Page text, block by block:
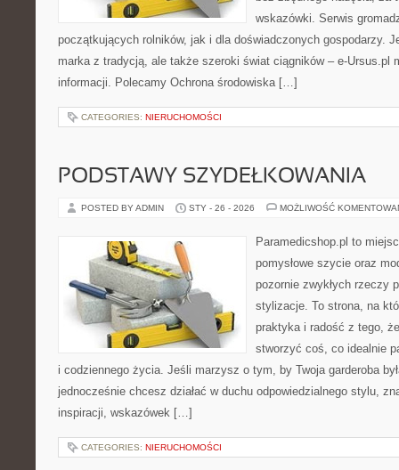
wskazówki. Serwis
początkujących rolników, jak i dla doświadczonych gospodarzy.
marka z tradycją, ale także szeroki świat ciągników – e-Ursus.pl
informacji. Polecamy Ochrona środowiska […]
CATEGORIES: NIERUCHOMOŚCI
PODSTAWY SZYDEŁKOWANIA
POSTED BY ADMIN STY - 26 - 2026 MOŻLIWOŚĆ
Paramedicshop.pl to
pomysłowe szycie oraz
pozornie zwykłych rzeczy
stylizacje. To strona, na
praktyka i radość z tego,
stworzyć coś, co idealnie
i codziennego życia. Jeśli marzysz o tym, by Twoja garderoba
jednocześnie chcesz działać w duchu odpowiedzialnego stylu,
inspiracji, wskazówek […]
CATEGORIES: NIERUCHOMOŚCI